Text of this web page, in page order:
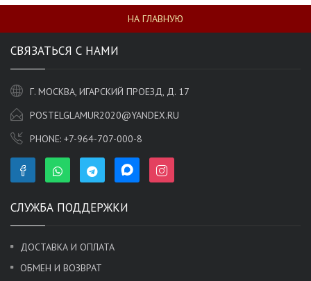
НА ГЛАВНУЮ
СВЯЗАТЬСЯ С НАМИ
Г. МОСКВА, ИГАРСКИЙ ПРОЕЗД, Д. 17
POSTELGLAMUR2020@YANDEX.RU
PHONE: +7-964-707-000-8
СЛУЖБА ПОДДЕРЖКИ
ДОСТАВКА И ОПЛАТА
ОБМЕН И ВОЗВРАТ